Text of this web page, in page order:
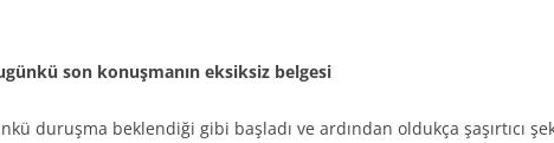
son konuşmanın eksiksiz belgesi
duruşma beklendiği gibi başladı ve ardından oldukça şaşırtıcı